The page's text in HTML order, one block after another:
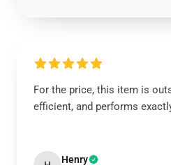
For the price, this item is
efficient, and performs
Henry